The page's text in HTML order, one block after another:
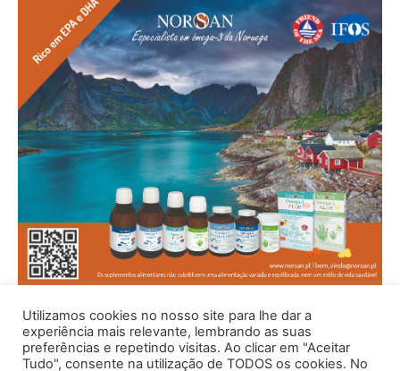
Utilizamos cookies no nosso site para lhe dar a
experiência mais relevante, lembrando as suas
preferências e repetindo visitas. Ao clicar em "Aceitar
Tudo", consente na utilização de TODOS os cookies. No